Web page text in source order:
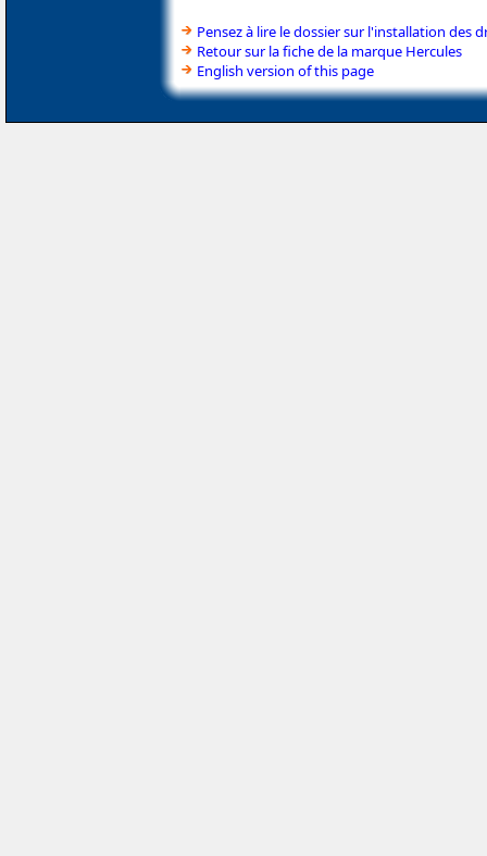
Pensez à lire le dossier sur l'installation des
Retour sur la fiche de la marque Hercules
English version of this page